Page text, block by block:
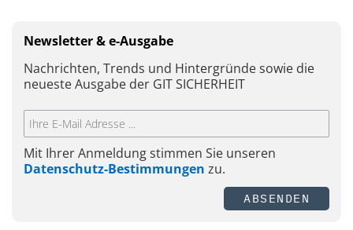
Newsletter & e-Ausgabe
Nachrichten, Trends und Hintergründe sowie die
neueste Ausgabe der GIT SICHERHEIT
Mit Ihrer Anmeldung stimmen Sie unseren
Datenschutz-Bestimmungen zu.
ABSENDEN